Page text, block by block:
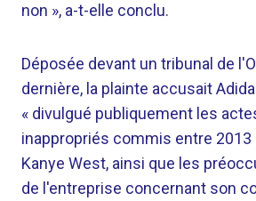
non », a-t-elle conclu.
Déposée devant un tribunal de
dernière, la plainte accusait
« divulgué publiquement les
inappropriés commis entre 2013
Kanye West, ainsi que les
de l'entreprise concernant son